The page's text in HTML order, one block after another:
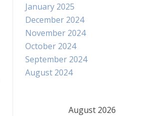
January 2025
December 2024
November 2024
October 2024
September 2024
August 2024
August 2026